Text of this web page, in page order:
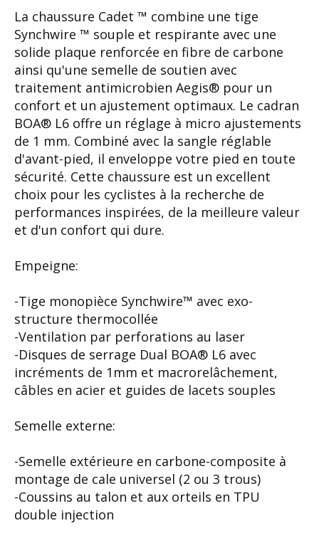
La chaussure Cadet ™ combine une tige
Synchwire ™ souple et respirante avec une
solide plaque renforcée en fibre de carbone
ainsi qu'une semelle de soutien avec
traitement antimicrobien Aegis® pour un
confort et un ajustement optimaux. Le cadran
BOA® L6 offre un réglage à micro ajustements
de 1 mm. Combiné avec la sangle réglable
d'avant-pied, il enveloppe votre pied en toute
sécurité. Cette chaussure est un excellent
choix pour les cyclistes à la recherche de
performances inspirées, de la meilleure valeur
et d'un confort qui dure.
Empeigne:
-Tige monopièce Synchwire™ avec exo-
structure thermocollée
-Ventilation par perforations au laser
-Disques de serrage Dual BOA® L6 avec
incréments de 1mm et macrorelâchement,
câbles en acier et guides de lacets souples
Semelle externe:
-Semelle extérieure en carbone-composite à
montage de cale universel (2 ou 3 trous)
-Coussins au talon et aux orteils en TPU
double injection